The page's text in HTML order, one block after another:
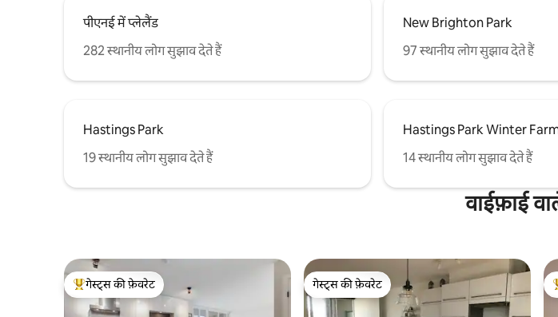
पीएनई में प्लेलैंड
282 स्थानीय लोग सुझाव देते हैं
New Brighton Park
97 स्थानीय लोग सुझाव देते हैं
Hastings Park
19 स्थानीय लोग सुझाव देते हैं
Hastings Park Winter
14 स्थानीय लोग सुझाव देते हैं
वाईफ़ाई
गेस्ट्स का टॉप फ़ेवरेट
गेस्ट्स की फ़ेवरेट
गेस्ट्स की फ़ेवरेट
गेस्ट्स की फ़ेवरेट